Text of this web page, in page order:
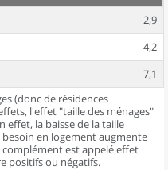
–2,9
4,2
–7,1
(donc de résidences
l'effet "taille des ménages"
la baisse de la taille
en logement augmente
est appelé effet
positifs ou négatifs.